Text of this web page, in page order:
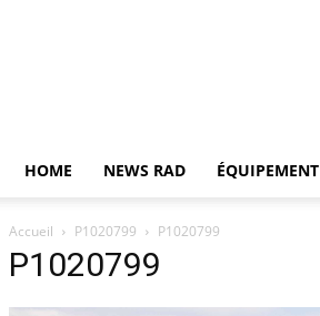
HOME NEWS RAD ÉQUIPEMENT
Accueil P1020799 P1020799
P1020799